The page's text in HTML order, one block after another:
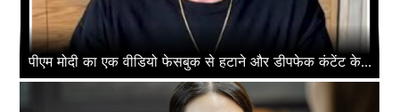
पीएम मोदी का एक वीडियो फेसबुक से हटाने और डीपफेक कंटेंट के...